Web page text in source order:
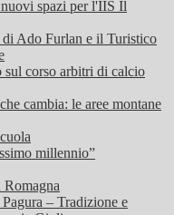
spazi per l'IIS Il
Ado Furlan e il Turistico
corso arbitri di calcio
cambia: le aree montane
millennio”
– Tradizione e